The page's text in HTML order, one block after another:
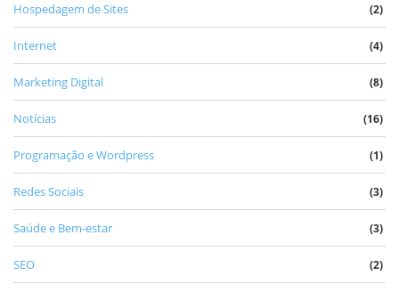
Hospedagem de Sites (2)
Internet (4)
Marketing Digital (8)
Notícias (16)
Programação e Wordpress (1)
Redes Sociais (3)
Saúde e Bem-estar (3)
SEO (2)